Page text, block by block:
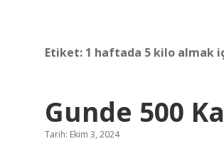
Etiket: 1 haftada 5 kilo almak
Gunde 500
Tarih: Ekim 3, 2024